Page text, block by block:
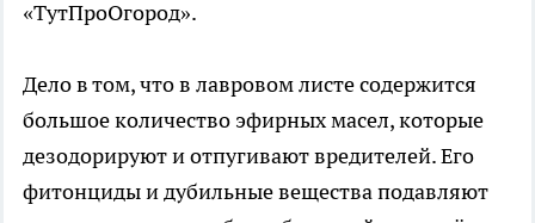
«ТутПроОгород».
Дело в том, что в лавровом листе содержится
большое количество эфирных масел, которые
дезодорируют и отпугивают вредителей. Его
фитонциды и дубильные вещества подавляют